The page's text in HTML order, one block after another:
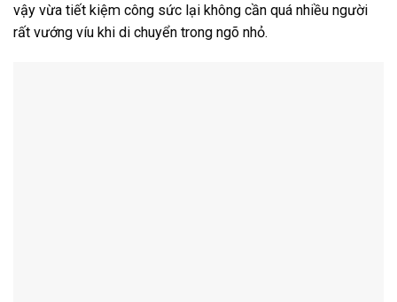
vậy vừa tiết kiệm công sức lại không cần quá nhiều người
rất vướng víu khi di chuyển trong ngõ nhỏ.